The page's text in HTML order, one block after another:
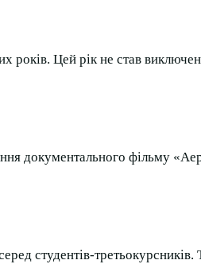
Цей рік не став
документального фільму
студентів-третьокурсників.